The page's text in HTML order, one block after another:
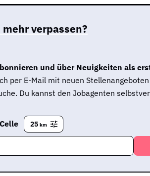
verpassen?
und über Neuigkeiten als
per E-Mail mit neuen
Du kannst den Jobagenten
Celle 25 km